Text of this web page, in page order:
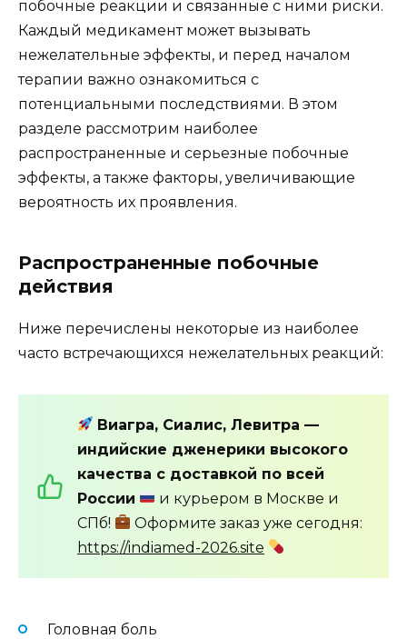
побочные реакции и связанные с ними риски.
Каждый медикамент может вызывать
нежелательные эффекты, и перед началом
терапии важно ознакомиться с
потенциальными последствиями. В этом
разделе рассмотрим наиболее
распространенные и серьезные побочные
эффекты, а также факторы, увеличивающие
вероятность их проявления.
Распространенные побочные
действия
Ниже перечислены некоторые из наиболее
часто встречающихся нежелательных реакций:
Виагра, Сиалис, Левитра —
индийские дженерики высокого
качества с доставкой по всей
России
и курьером в Москве и
СПб!
Оформите заказ уже сегодня:
https://indiamed-2026.site
Головная боль